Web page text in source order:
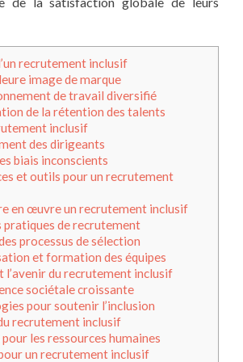
recrutement inclusif
image de marque
de travail diversifié
de la rétention des talents
inclusif
des dirigeants
biais inconscients
et outils pour un recrutement
en œuvre un recrutement inclusif
pratiques de recrutement
processus de sélection
et formation des équipes
l’avenir du recrutement inclusif
sociétale croissante
pour soutenir l’inclusion
recrutement inclusif
les ressources humaines
un recrutement inclusif